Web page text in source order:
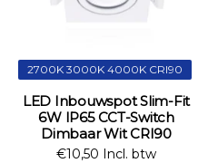
2700K 3000K 4000K CRI90
LED Inbouwspot Slim-Fit
6W IP65 CCT-Switch
Dimbaar Wit CRI90
€10,50 Incl. btw